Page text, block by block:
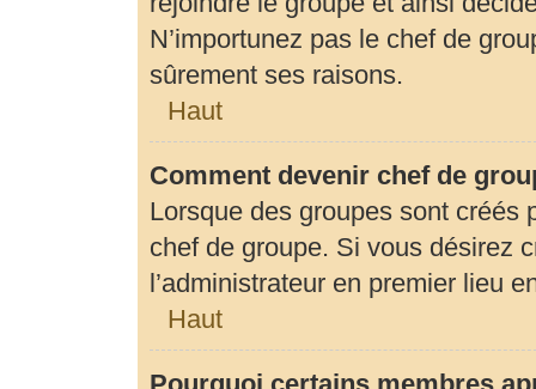
N’importunez pas le chef de
sûrement ses raisons.
Haut
Comment devenir chef de
Lorsque des groupes sont créés
chef de groupe. Si vous désirez
l’administrateur en premier lieu
Haut
Pourquoi certains membres